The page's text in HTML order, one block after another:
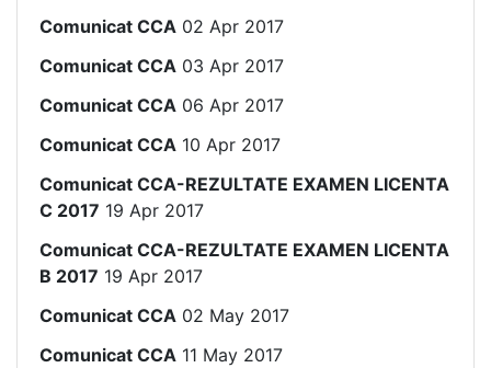
Comunicat CCA 02 Apr 2017
Comunicat CCA 03 Apr 2017
Comunicat CCA 06 Apr 2017
Comunicat CCA 10 Apr 2017
Comunicat CCA-REZULTATE EXAMEN LICENTA
C 2017 19 Apr 2017
Comunicat CCA-REZULTATE EXAMEN LICENTA
B 2017 19 Apr 2017
Comunicat CCA 02 May 2017
Comunicat CCA 11 May 2017